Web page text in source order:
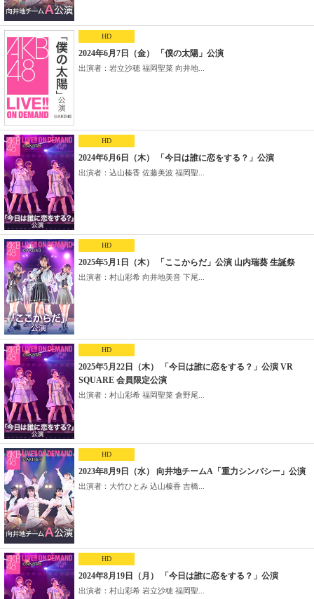
HD
2024年6月7日（金） 「僕の太陽」公演
出演者：岩立沙穂 福岡聖菜 向井地...
HD
2024年6月6日（木） 「今日は誰に恋をする？」公演
出演者：込山榛香 佐藤美波 福岡聖...
HD
2025年5月1日（木） 「ここからだ」公演 山内瑞葵 生誕祭
出演者：村山彩希 向井地美音 下尾...
HD
2025年5月22日（木） 「今日は誰に恋をする？」公演 VR
SQUARE 会員限定公演
出演者：村山彩希 福岡聖菜 倉野尾...
HD
2023年8月9日（水） 向井地チームA「重力シンパシー」公演
出演者：大竹ひとみ 込山榛香 吉橋...
HD
2024年8月19日（月） 「今日は誰に恋をする？」公演
出演者：村山彩希 岩立沙穂 福岡聖...